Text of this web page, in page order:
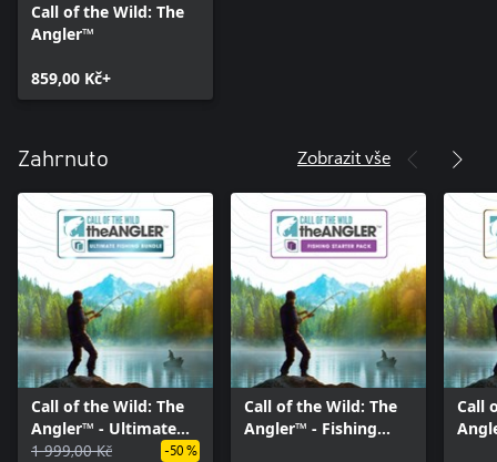
Call of the Wild: The
Angler™
859,00 Kč+
Zahrnuto Zobrazit vše
Call of the Wild: The
Angler™ - Ultimate
Fishing Bundle
1 999,00 Kč -50 %
Call of the Wild: The
Angler™ - Fishing
Call